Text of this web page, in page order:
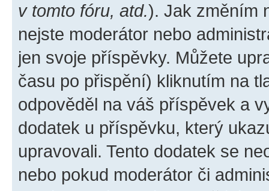
v tomto fóru, atd.). Jak změním
nejste moderátor nebo
jen svoje příspěvky. Můžete
času po přispění) kliknutím na
odpověděl na váš příspěvek a
dodatek u příspěvku, který
upravovali. Tento dodatek se
nebo pokud moderátor či